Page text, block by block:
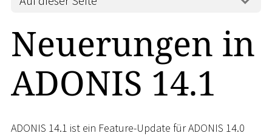
Neuerungen in
ADONIS 14.1
ADONIS 14.1 ist ein Feature-Update für ADONIS 14.0